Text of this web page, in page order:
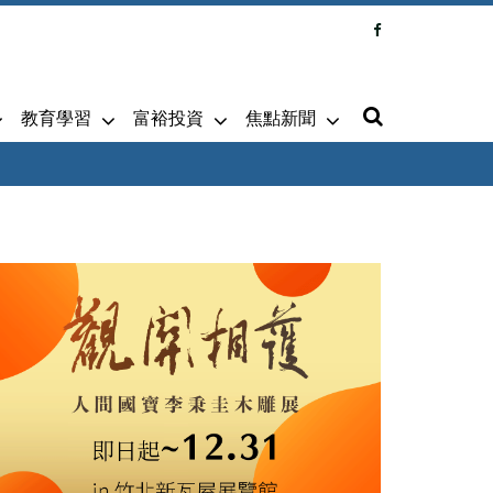
教育學習 富裕投資 焦點新聞